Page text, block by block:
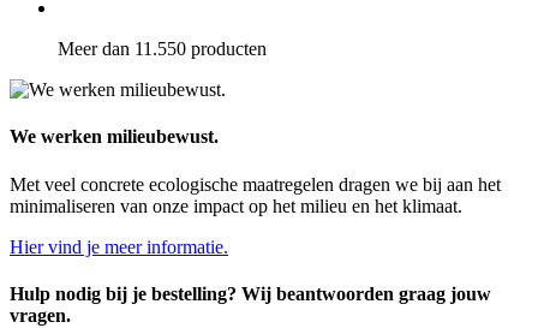
Meer dan 11.550 producten
We werken milieubewust.
Met veel concrete ecologische maatregelen dragen we bij aan het
minimaliseren van onze impact op het milieu en het klimaat.
Hier vind je meer informatie.
Hulp nodig bij je bestelling? Wij beantwoorden graag jouw
vragen.